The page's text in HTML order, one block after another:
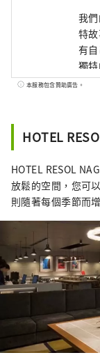
我
特
有
獨特的面
只有
的
下
金
力
樞紐。 金澤三一雷索爾
接
煌的美好時
裝、運動
為
士
它在
的
件
本服務包含贊助廣告。
HOTEL
HOTEL RESOL
放鬆的空間，您可
則隨著每個季節而